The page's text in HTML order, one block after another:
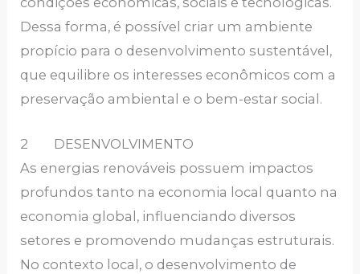
Dessa forma, é possível criar um ambiente
propício para o desenvolvimento sustentável,
que equilibre os interesses econômicos com a
preservação ambiental e o bem-estar social.
2 DESENVOLVIMENTO
As energias renováveis possuem impactos
profundos tanto na economia local quanto na
economia global, influenciando diversos
setores e promovendo mudanças estruturais.
No contexto local, o desenvolvimento de